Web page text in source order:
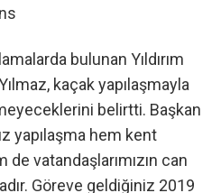
bulunan Yıldırım
kaçak yapılaşmayla
belirtti. Başkan
yapılaşma hem kent
vatandaşlarımızın can
Göreve geldiğiniz 2019